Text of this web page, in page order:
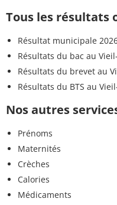
Tous les résultats
Résultat municipale
Résultats du bac au
Résultats du brevet au
Résultats du BTS au
Nos autres
Prénoms
Maternités
Crèches
Calories
Médicaments